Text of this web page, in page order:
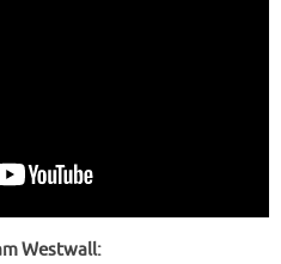
Westwall: